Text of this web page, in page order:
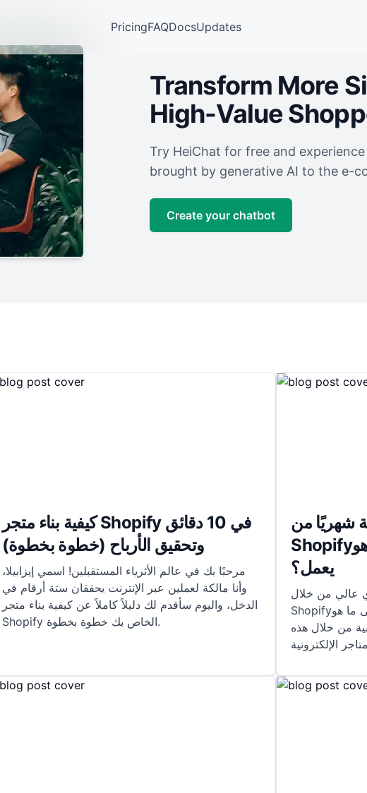
PricingFAQDocsUpdates
Transform More
High-Value
Try HeiChat for free and
brought by generative AI to the e-
Create your chatbot
كيفية بناء متجر Shopify في 10 دقائق
وتحقيق الأرباح (خطوة بخطوة)
مرحبًا بك في عالم الأثرياء المستقبلين! اسمي إيزابيلا،
وأنا مالكة لعملين عبر الإنترنت يحققان ستة أرقام في
الدخل، واليوم سأقدم لك دليلاً كاملاً عن كيفية بناء متجر
Shopify الخاص بك خطوة بخطوة.
روبية شهريًا من
Shopify؟ || ما هو Shopify وكيف
يعمل؟
من خلال
Shopify؟ تعرف على ما هو Shopify وكيف يمكنك
يصل إلى 5 لاك روبية من خلال هذه